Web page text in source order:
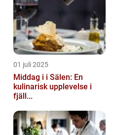
01 juli 2025
Middag i i Sälen: En
kulinarisk upplevelse i
fjäll...